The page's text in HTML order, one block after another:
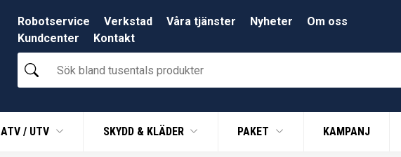
Robotservice Verkstad Våra tjänster Nyheter
Om oss
Kundcenter
Kontakt
Sök
bland
produkter
ATV / UTV SKYDD & KLÄDER PAKET KAMPANJ